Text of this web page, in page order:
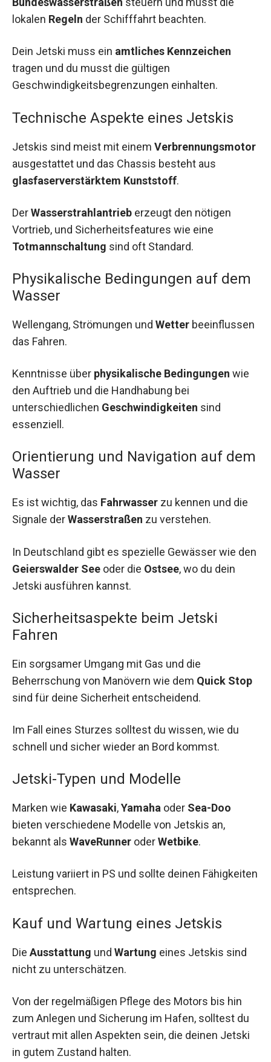
lokalen Regeln der Schifffahrt beachten.
Dein Jetski muss ein amtliches Kennzeichen
tragen und du musst die gültigen
Geschwindigkeitsbegrenzungen einhalten.
Technische Aspekte eines Jetskis
Jetskis sind meist mit einem Verbrennungsmotor
ausgestattet und das Chassis besteht aus
glasfaserverstärktem Kunststoff.
DerWasserstrahlantrieb erzeugt den nötigen
Vortrieb, und Sicherheitsfeatures wie eine
Totmannschaltung sind oft Standard.
Physikalische Bedingungen auf dem
Wasser
Wellengang, Strömungen und Wetter beeinflussen
das Fahren.
Kenntnisse über physikalische Bedingungen wie
den Auftrieb und die Handhabung bei
unterschiedlichen Geschwindigkeiten sind
essenziell.
Orientierung und Navigation auf dem
Wasser
Es ist wichtig, das Fahrwasser zu kennen und die
Signale derWasserstraßen zu verstehen.
In Deutschland gibt es spezielle Gewässer wie den
Geierswalder See oder die Ostsee, wo du dein
Jetski ausführen kannst.
Sicherheitsaspekte beim Jetski
Fahren
Ein sorgsamer Umgang mit Gas und die
Beherrschung von Manövern wie dem Quick Stop
sind für deine Sicherheit entscheidend.
Im Fall eines Sturzes solltest du wissen, wie du
schnell und sicher wieder an Bord kommst.
Jetski-Typen und Modelle
Marken wie Kawasaki,Yamaha oder Sea-Doo
bieten verschiedene Modelle von Jetskis an,
bekannt als WaveRunner oderWetbike.
Leistung variiert in PS und sollte deinen Fähigkeiten
entsprechen.
Kauf und Wartung eines Jetskis
Die Ausstattung und Wartung eines Jetskis sind
nicht zu unterschätzen.
Von der regelmäßigen Pflege des Motors bis hin
zum Anlegen und Sicherung im Hafen, solltest du
vertraut mit allen Aspekten sein, die deinen Jetski
in gutem Zustand halten.